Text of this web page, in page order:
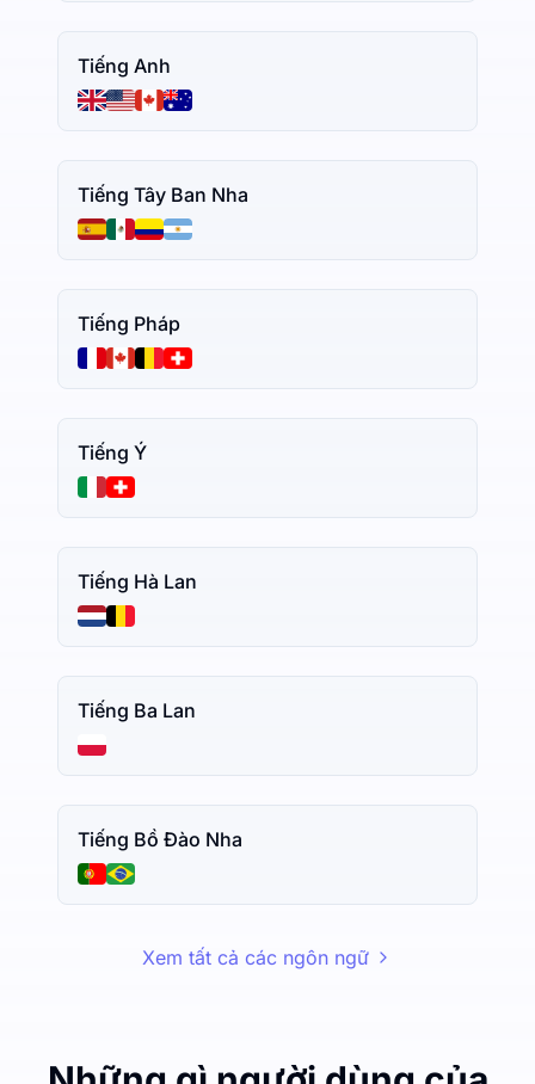
Tiếng Anh
Tiếng Tây Ban Nha
Tiếng Pháp
Tiếng Ý
Tiếng Hà Lan
Tiếng Ba Lan
Tiếng Bồ Đào Nha
Xem tất cả các ngôn ngữ